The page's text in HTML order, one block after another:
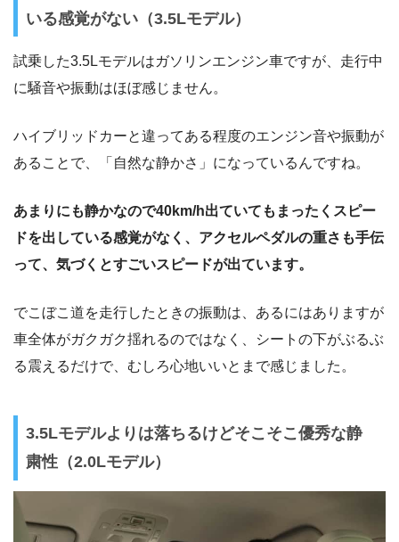
いる感覚がない（3.5Lモデル）
試乗した3.5Lモデルはガソリンエンジン車ですが、走行中
に騒音や振動はほぼ感じません。
ハイブリッドカーと違ってある程度のエンジン音や振動が
あることで、「自然な静かさ」になっているんですね。
あまりにも静かなので40km/h出ていてもまったくスピー
ドを出している感覚がなく、アクセルペダルの重さも手伝
って、気づくとすごいスピードが出ています。
でこぼこ道を走行したときの振動は、あるにはありますが
車全体がガクガク揺れるのではなく、シートの下がぶるぶ
る震えるだけで、むしろ心地いいとまで感じました。
3.5Lモデルよりは落ちるけどそこそこ優秀な静
粛性（2.0Lモデル）